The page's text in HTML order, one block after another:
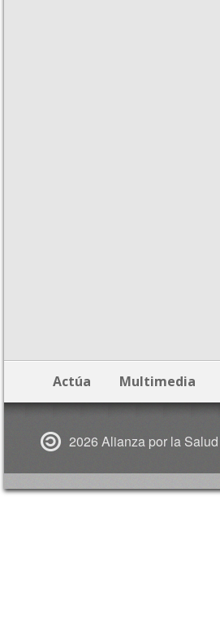
Actúa Multimedia
2026 Alianza por la